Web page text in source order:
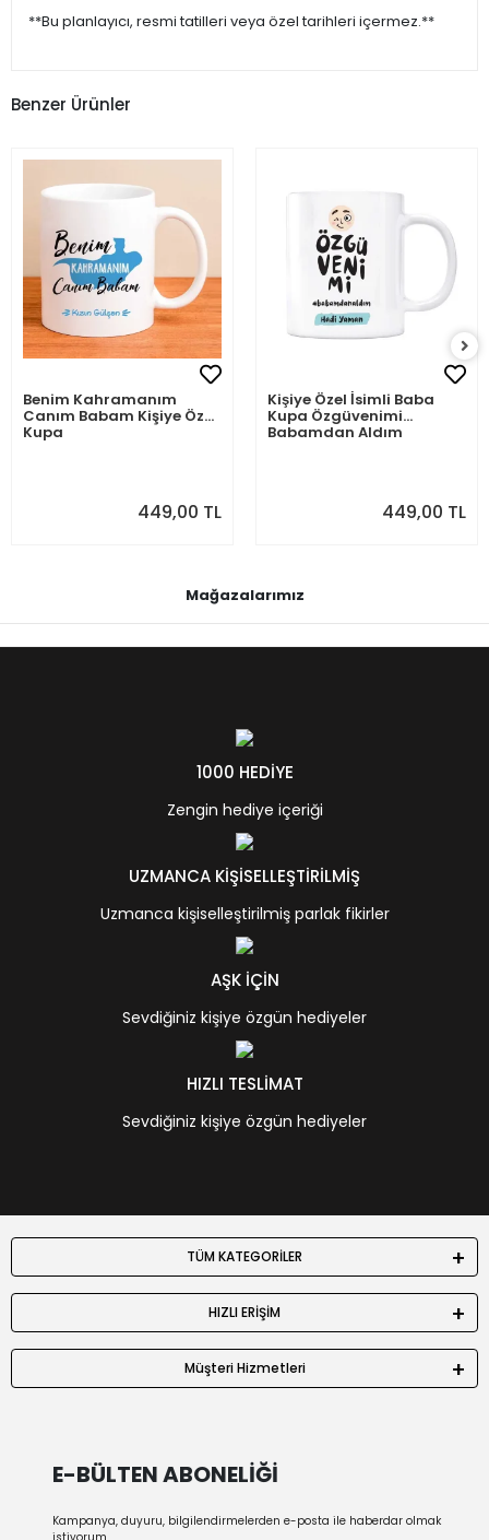
**Bu planlayıcı, resmi tatilleri veya özel tarihleri içermez.**
Benzer Ürünler
Benim Kahramanım
Canım Babam Kişiye Özel
Kupa
449,00 TL
Kişiye Özel İsimli Baba
Kupa Özgüvenimi
Babamdan Aldım
449,00 TL
Mağazalarımız
1000 HEDİYE
Zengin hediye içeriği
UZMANCA KİŞİSELLEŞTİRİLMİŞ
Uzmanca kişiselleştirilmiş parlak fikirler
AŞK İÇİN
Sevdiğiniz kişiye özgün hediyeler
HIZLI TESLİMAT
Sevdiğiniz kişiye özgün hediyeler
TÜM KATEGORİLER
HIZLI ERİŞİM
Müşteri Hizmetleri
E-BÜLTEN ABONELİĞİ
Kampanya, duyuru, bilgilendirmelerden e-posta ile haberdar olmak